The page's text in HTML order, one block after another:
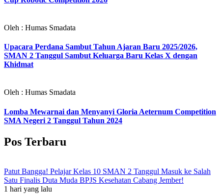
Oleh : Humas Smadata
Upacara Perdana Sambut Tahun Ajaran Baru 2025/2026,
SMAN 2 Tanggul Sambut Keluarga Baru Kelas X dengan
Khidmat
Oleh : Humas Smadata
Lomba Mewarnai dan Menyanyi Gloria Aeternum Competition
SMA Negeri 2 Tanggul Tahun 2024
Pos Terbaru
Patut Bangga! Pelajar Kelas 10 SMAN 2 Tanggul Masuk ke Salah
Satu Finalis Duta Muda BPJS Kesehatan Cabang Jember!
1 hari yang lalu